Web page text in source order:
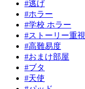
#逃げ
#ホラー
#学校 ホラー
#ストーリー重視
#高難易度
#おまけ部屋
#ブタ
#天使